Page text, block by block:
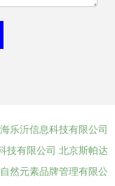
海乐沂信息科技有限公司
技有限公司 北京斯帕达
然元素品牌管理有限公